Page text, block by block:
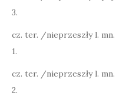
3.
cz. ter. /nieprzeszły l. mn.
1.
cz. ter. /nieprzeszły l. mn.
2.